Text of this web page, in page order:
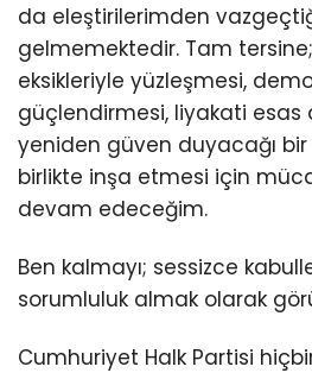
da eleştirilerimden
gelmemektedir. Tam
eksikleriyle yüzleşmesi,
güçlendirmesi, liyakati esas
yeniden güven duyacağı bir
birlikte inşa etmesi için
devam edeceğim.
Ben kalmayı; sessizce
sorumluluk almak olarak
Cumhuriyet Halk Partisi